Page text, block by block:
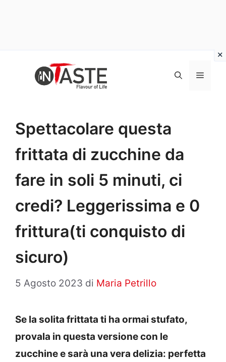
Menu
Spettacolare questa
frittata di zucchine da
fare in soli 5 minuti, ci
credi? Leggerissima e 0
frittura(ti conquisto di
sicuro)
5 Agosto 2023 di Maria Petrillo
Se la solita frittata ti ha ormai stufato,
provala in questa versione con le
zucchine e sarà una vera delizia: perfetta